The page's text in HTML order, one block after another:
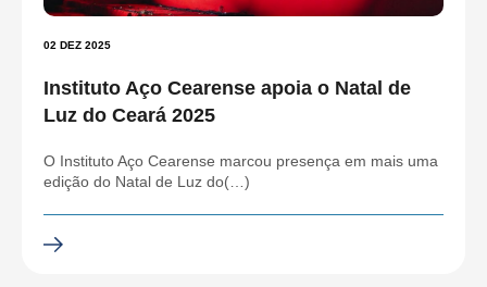
02 DEZ 2025
Instituto Aço Cearense apoia o Natal de
Luz do Ceará 2025
O Instituto Aço Cearense marcou presença em mais uma
edição do Natal de Luz do(…)